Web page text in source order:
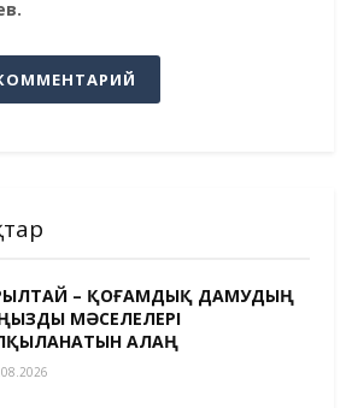
– ҚОҒАМДЫҚ ДАМУДЫҢ
МӘСЕЛЕЛЕРІ
АЛАҢ